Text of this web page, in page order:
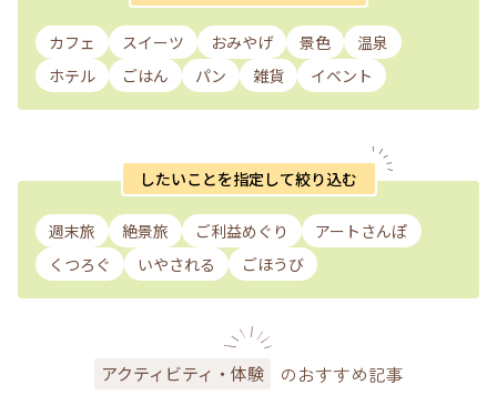
カフェ スイーツ おみやげ 景色
温泉
ホテル
ごはん パン 雑貨 イベント
したいことを指定して絞り込む
週末旅 絶景旅 ご利益めぐり
アートさんぽ
くつろぐ
いやされる ごほうび
アクティビティ・体験 のおすすめ記事